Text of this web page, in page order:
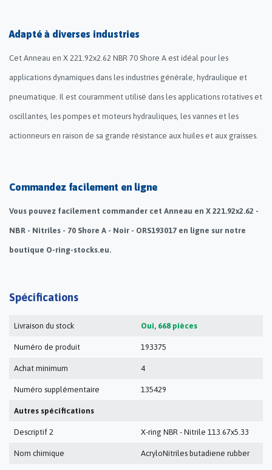
Adapté à diverses industries
Cet Anneau en X 221.92x2.62 NBR 70 Shore A est idéal pour les
applications dynamiques dans les industries générale, hydraulique et
pneumatique. Il est couramment utilisé dans les applications rotatives et
oscillantes, les pompes et moteurs hydrauliques, les vannes et les
actionneurs en raison de sa grande résistance aux huiles et aux graisses.
Commandez facilement en ligne
Vous pouvez facilement commander cet Anneau en X 221.92x2.62 -
NBR - Nitriles - 70 Shore A - Noir - ORS193017 en ligne sur notre
boutique O-ring-stocks.eu.
Spécifications
Livraison du stock Oui, 668 pièces
Numéro de produit 193375
Achat minimum 4
Numéro supplémentaire 135429
Autres spécifications
Descriptif 2 X-ring NBR - Nitrile 113.67x5.33
Nom chimique AcryloNitriles butadiene rubber